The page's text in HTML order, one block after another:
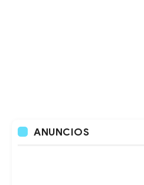
ANUNCIOS